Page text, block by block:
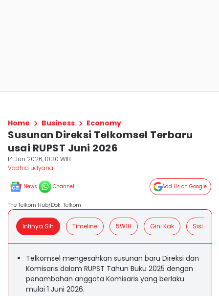
Home Business Economy
Susunan Direksi Telkomsel Terbaru
usai RUPST Juni 2026
14 Jun 2026, 10:30 WIB
Vadhia Lidyana
News Channel Add Us on Google
The Telkom Hub/Dok. Telkom
Intinya Sih Timeline 5W1H Gini Kak Sisi
Telkomsel mengesahkan susunan baru Direksi dan
Komisaris dalam RUPST Tahun Buku 2025 dengan
penambahan anggota Komisaris yang berlaku
mulai 1 Juni 2026.